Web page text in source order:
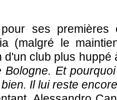
ses premières
(malgré le
d'un club plus huppé
Et
Il lui reste